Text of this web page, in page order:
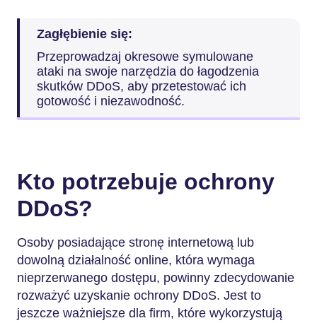
Zagłębienie się:
Przeprowadzaj okresowe symulowane
ataki na swoje narzędzia do łagodzenia
skutków DDoS, aby przetestować ich
gotowość i niezawodność.
Kto potrzebuje ochrony
DDoS?
Osoby posiadające stronę internetową lub
dowolną działalność online, która wymaga
nieprzerwanego dostępu, powinny zdecydowanie
rozważyć uzyskanie ochrony DDoS. Jest to
jeszcze ważniejsze dla firm, które wykorzystują